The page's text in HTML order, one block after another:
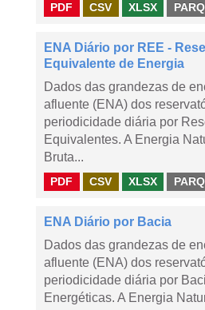
PDF CSV XLSX
ENA Diário por REE -
Equivalente de Energia
Dados das grandezas de
afluente (ENA) dos
periodicidade diária por
Equivalentes. A Energia
Bruta...
PDF CSV XLSX
ENA Diário por Bacia
Dados das grandezas de
afluente (ENA) dos
periodicidade diária por
Energéticas. A Energia